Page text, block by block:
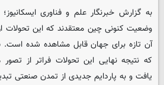
به گزارش خبرنگار علم و فناوریایسکانیوز
وضعیت کنونی چین معتقدند که این تحولات
آن تازه برای جهان قابل مشاهده شده است.
که نتیجه نهایی این تحولات فراتر از
یافت و به پاردایم جدیدی از تمدن صنعتی